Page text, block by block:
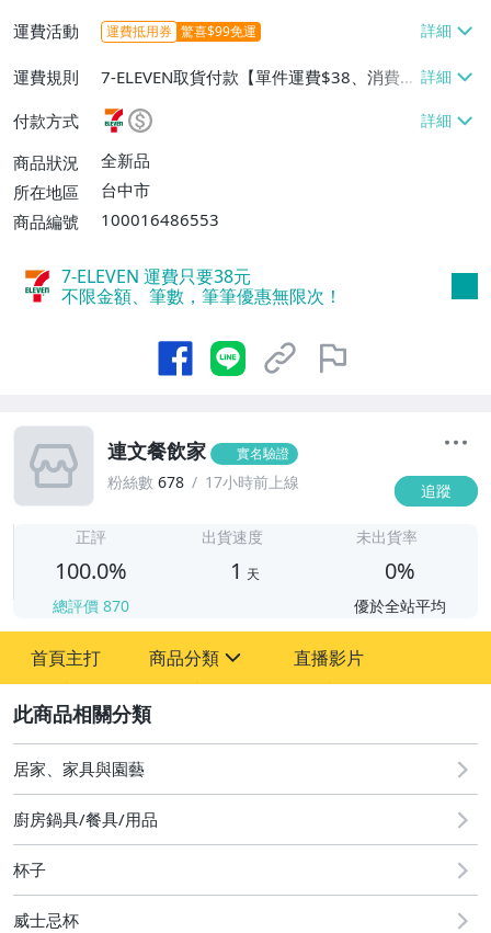
運費活動 運費抵用券 驚喜$99免運
運費規則
7-ELEVEN取貨付款【單件運費$38、消費滿
$60000免運費】、宅配/貨運【單件運費$1
50、消費滿$60000免運費】、面交/自取/
不寄送【免運費】
付款方式
商品狀況
全新品
所在地區
台中市
商品編號
100016486553
7-ELEVEN 運費只要38元
不限金額、筆數，筆筆優惠無限次！
連文餐飲家 實名驗證
粉絲數 678 17小時前上線 追蹤
正評
100.0%
總評價 870
出貨速度
1 天
未出貨率
0%
優於全站平均
首頁主打 商品分類
圖書/影音/文具
居家、家具與園藝
家電與影音視聽
直播影片
居家、家具與園藝
廚房鍋具/餐具/用品
杯子
威士忌杯